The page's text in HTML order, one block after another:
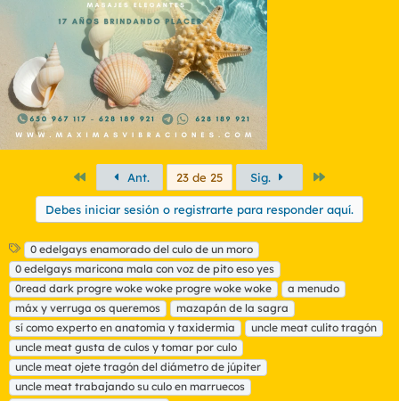
PrimeroAnt. 23 de 25 Sig.
Debes iniciar sesión o registrarte para responder aquí.
E
t
i
q
u
e
t
a
s
0 edelgays enamorado del culo de un moro
0 edelgays maricona mala con voz de pito eso yes
0read dark progre woke woke progre woke woke
a menudo
máx y verruga os queremos
mazapán de la sagra
sí como experto en anatomia y taxidermia
uncle meat culito tragón
uncle meat gusta de culos y tomar por culo
uncle meat ojete tragón del diámetro de júpiter
uncle meat trabajando su culo en marruecos